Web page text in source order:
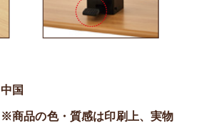
中国
※商品の色・質感は印刷上、実物